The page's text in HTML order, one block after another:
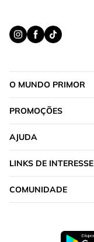
O MUNDO PRIMOR
PROMOÇÕES
AJUDA
LINKS DE INTERESSE
COMUNIDADE